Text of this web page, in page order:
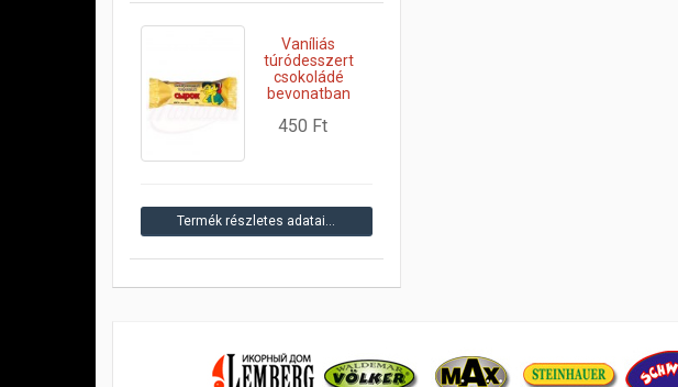
Vaníliás
túródesszert
csokoládé
bevonatban
450 Ft
Termék részletes adatai…